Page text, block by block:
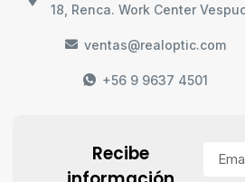
18, Renca. Work Center
ventas@realoptic.com
+56 9 9637 4501
Recibe